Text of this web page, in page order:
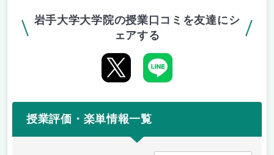
岩手大学大学院の授業口コミを友達にシ
ェアする
授業評価・楽単情報一覧